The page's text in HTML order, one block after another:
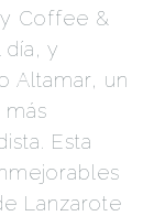
Coffee &
y
Altamar, un
más
Esta
Lanzarote